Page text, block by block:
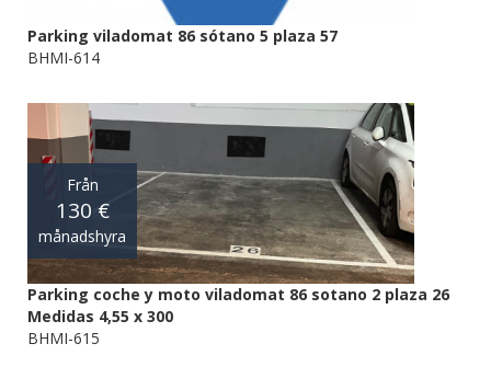
Parking viladomat 86 sótano 5 plaza 57
BHMI-614
Från
130 €
månadshyra
Parking coche y moto viladomat 86 sotano 2 plaza 26
Medidas 4,55 x 300
BHMI-615